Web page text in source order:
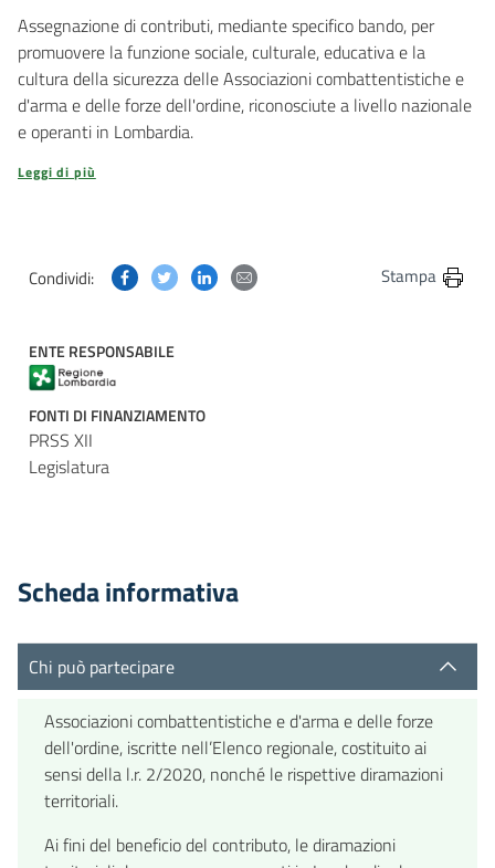
Assegnazione di contributi, mediante specifico bando, per
promuovere la funzione sociale, culturale, educativa e la
cultura della sicurezza delle Associazioni combattentistiche e
d'arma e delle forze dell'ordine, riconosciute a livello nazionale
e operanti in Lombardia.
Leggi di più
Condividi: Condividi questa pagina su Facebook
Condividi questa pagina su Twitter
Condividi questa pagina su Linkedin
Condividi questa pagina via
Stampa
ENTE RESPONSABILE
FONTI DI FINANZIAMENTO
PRSS XII
Legislatura
Scheda informativa
Chi può partecipare
Associazioni combattentistiche e d'arma e delle forze
dell'ordine, iscritte nell’Elenco regionale, costituito ai
sensi della l.r. 2/2020, nonché le rispettive diramazioni
territoriali.
Ai fini del beneficio del contributo, le diramazioni